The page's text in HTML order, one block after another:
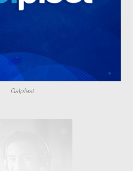
Galplast